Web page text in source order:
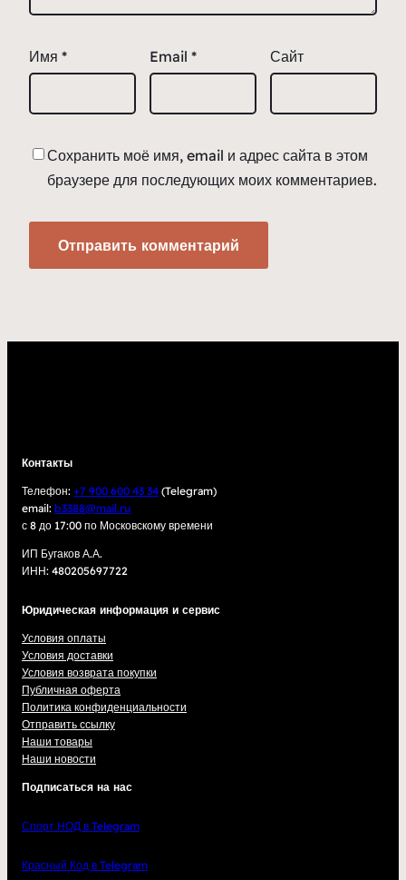
Имя * Email * Сайт
Сохранить моё имя, email и адрес сайта в этом
браузере для последующих моих комментариев.
Контакты
Телефон: +7 900 600 43 34 (Telegram)
email: b3388@mail.ru
с 8 до 17:00 по Московскому времени
ИП Бугаков А.А.
ИНН: 480205697722
Юридическая информация и сервис
Условия оплаты
Условия доставки
Условия возврата покупки
Публичная оферта
Политика конфиденциальности
Отправить ссылку
Наши товары
Наши новости
Подписаться на нас
Спорт НОД в Telegram
Красный Код в Telegram